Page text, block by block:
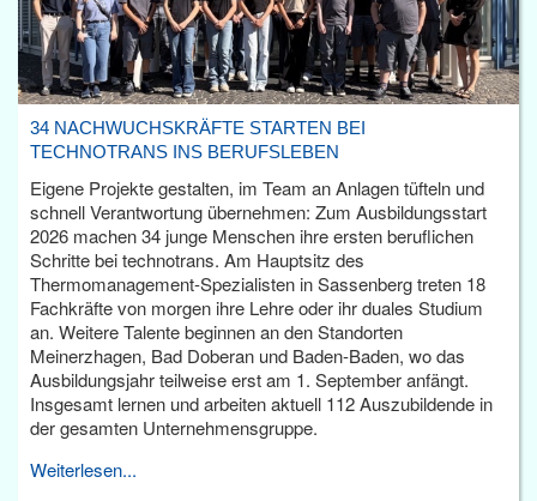
34 NACHWUCHSKRÄFTE STARTEN BEI
TECHNOTRANS INS BERUFSLEBEN
Eigene Projekte gestalten, im Team an Anlagen tüfteln und
schnell Verantwortung übernehmen: Zum Ausbildungsstart
2026 machen 34 junge Menschen ihre ersten beruflichen
Schritte bei technotrans. Am Hauptsitz des
Thermomanagement-Spezialisten in Sassenberg treten 18
Fachkräfte von morgen ihre Lehre oder ihr duales Studium
an. Weitere Talente beginnen an den Standorten
Meinerzhagen, Bad Doberan und Baden-Baden, wo das
Ausbildungsjahr teilweise erst am 1. September anfängt.
Insgesamt lernen und arbeiten aktuell 112 Auszubildende in
der gesamten Unternehmensgruppe.
Weiterlesen...